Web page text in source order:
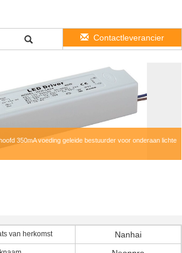
Contactleverancier
350mA voeding geleide bestuurder voor onderaan lichte
van herkomst Nanhai